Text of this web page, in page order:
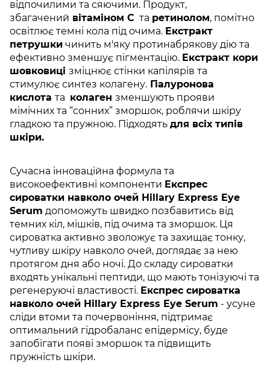
відпочилими та сяючими. Продукт,
збагачений вітаміном C та ретинолом, помітно
освітлює темні кола під очима. Екстракт
петрушки чинить м'яку протинабрякову дію та
ефективно зменшує пігментацію. Екстракт кори
шовковиці зміцнює стінки капілярів та
стимулює синтез колагену. Гіалуронова
кислота та колаген зменшують прояви
мімічних та “сонних” зморшок, роблячи шкіру
гладкою та пружною. Підходять для всіх типів
шкіри.
Сучасна інноваційна формула та
високоефективні компоненти Експрес
сироватки навколо очей Hillary Express Eye
Serum допоможуть швидко позбавитись від
темних кіл, мішків, під очима та зморшок. Ця
сироватка активно зволожує та захищає тонку,
чутливу шкіру навколо очей, доглядає за нею
протягом дня або ночі. До складу сироватки
входять унікальні пептиди, що мають тонізуючі та
регенеруючі властивості. Експрес сироватка
навколо очей Hillary Express Eye Serum - усуне
сліди втоми та почервоніння, підтримає
оптимальний гідробаланс епідермісу, буде
запобігати появі зморшок та підвищить
пружність шкіри.